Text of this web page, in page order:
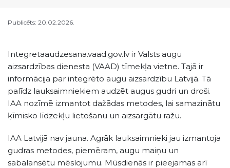
Publicēts: 20.02.2026.
Integretaaudzesana.vaad.gov.lv ir Valsts augu
aizsardzības dienesta (VAAD) tīmekļa vietne. Tajā ir
informācija par integrēto augu aizsardzību Latvijā. Tā
palīdz lauksaimniekiem audzēt augus gudri un droši.
IAA nozīmē izmantot dažādas metodes, lai samazinātu
ķīmisko līdzekļu lietošanu un aizsargātu ražu.
IAA Latvijā nav jauna. Agrāk lauksaimnieki jau izmantoja
gudras metodes, piemēram, augu maiņu un
sabalansētu mēslojumu. Mūsdienās ir pieejamas arī